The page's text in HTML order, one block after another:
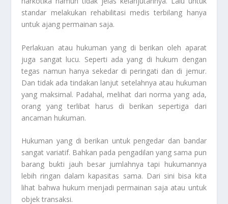
standar melakukan rehabilitasi medis terbilang hanya
untuk ajang permainan saja.
Perlakuan atau hukuman yang di berikan oleh aparat
juga sangat lucu. Seperti ada yang di hukum dengan
tegas namun hanya sekedar di peringati dan di jemur.
Dan tidak ada tindakan lanjut setelahnya atau hukuman
yang maksimal. Padahal, melihat dari norma yang ada,
orang yang terlibat harus di berikan sepertiga dari
ancaman hukuman.
Hukuman yang di berikan untuk pengedar dan bandar
sangat variatif. Bahkan pada pengadilan yang sama pun
barang bukti jauh besar jumlahnya tapi hukumannya
lebih ringan dalam kapasitas sama. Dari sini bisa kita
lihat bahwa hukum menjadi permainan saja atau untuk
objek transaksi.